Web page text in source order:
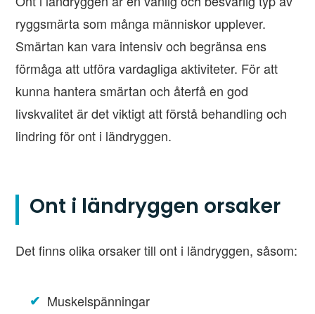
ryggsmärta som många människor upplever.
Smärtan kan vara intensiv och begränsa ens
förmåga att utföra vardagliga aktiviteter. För att
kunna hantera smärtan och återfå en god
livskvalitet är det viktigt att förstå behandling och
lindring för ont i ländryggen.
Ont i ländryggen orsaker
Det finns olika orsaker till ont i ländryggen, såsom:
Muskelspänningar